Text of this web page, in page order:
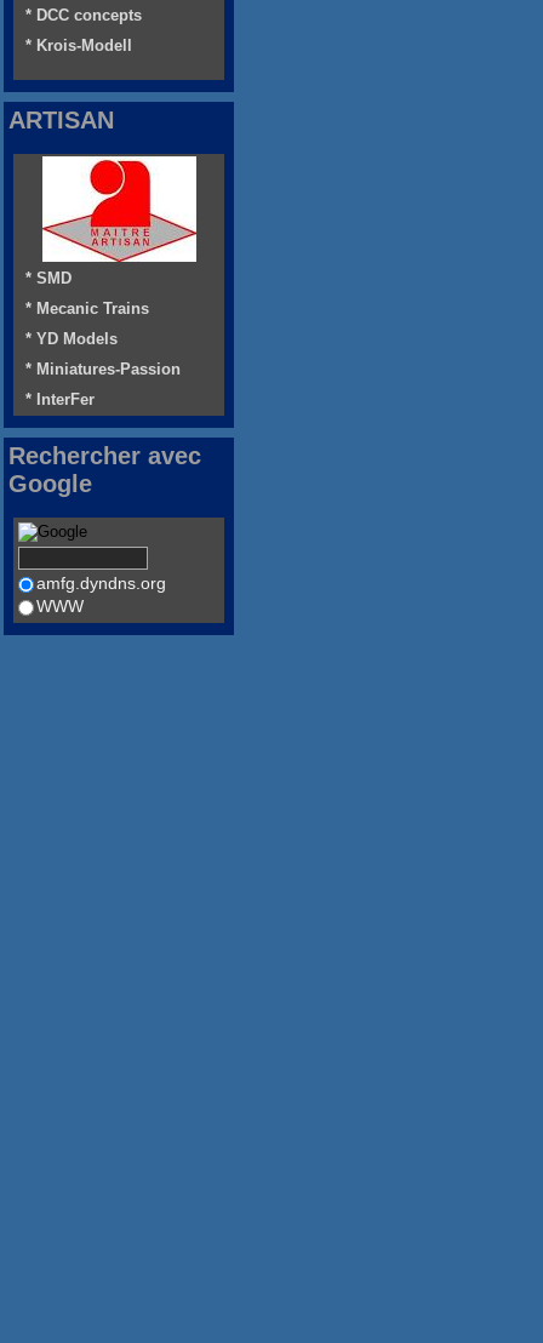
* DCC concepts
* Krois-Modell
ARTISAN
* SMD
* Mecanic Trains
* YD Models
* Miniatures-Passion
* InterFer
Rechercher avec
Google
amfg.dyndns.org
WWW